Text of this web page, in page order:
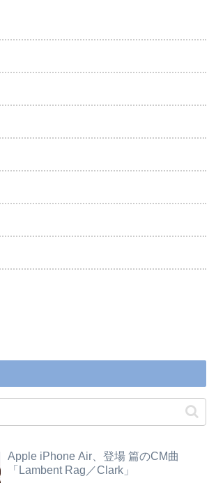
Apple iPhone Air、登場 篇のCM曲
「Lambent Rag／Clark」